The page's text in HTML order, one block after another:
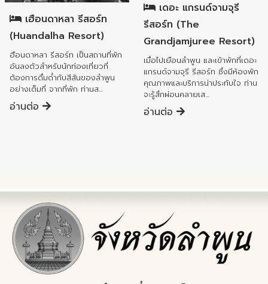
เฮือนดาหลา รีสอร์ท
(Huandalha Resort)
ฮือนดาหลา รีสอร์ท เป็นสถานที่พัก
อันลงตัวสำหรับนักท่องเที่ยวที่
ต้องการดื่มด่ำกับสีสันของลำพูน
อย่างเต็มที่ จากที่พัก ท่านส...
อ่านต่อ
เดอะ แกรนด์จามจุรี
รีสอร์ท (The
Grandjamjuree Resort)
เมื่อไปเยือนลำพูน และเข้าพักที่เดอะ
แกรนด์จามจุรี รีสอร์ท ซึ่งมีห้องพัก
คุณภาพและบริการน่าประทับใจ ท่าน
จะรู้สึกผ่อนคลายเส...
อ่านต่อ